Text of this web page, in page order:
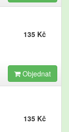
135 Kč
Objednat
135 Kč